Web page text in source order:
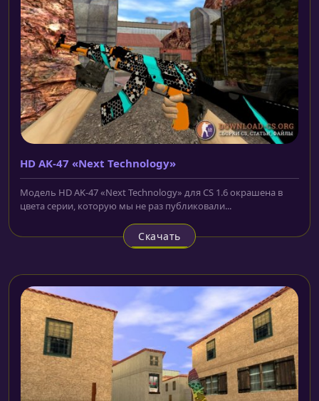
HD AK-47 «Next Technology»
Модель HD AK-47 «Next Technology» для CS 1.6 окрашена в
цвета серии, которую мы не раз публиковали...
Скачать